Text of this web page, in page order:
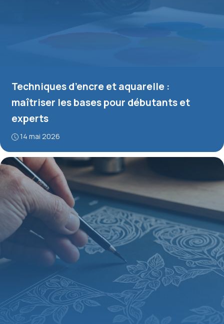
Techniques d’encre et aquarelle :
maîtriser les bases pour débutants et
experts
14 mai 2026